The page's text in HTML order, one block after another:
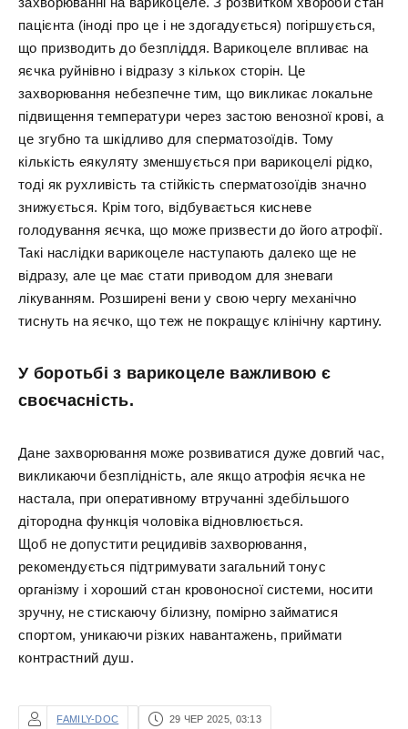
пацієнта (іноді про це і не здогадується) погіршується,
що призводить до безпліддя. Варикоцеле впливає на
яєчка руйнівно і відразу з кількох сторін. Це
захворювання небезпечне тим, що викликає локальне
підвищення температури через застою венозної крові, а
це згубно та шкідливо для сперматозоїдів. Тому
кількість еякуляту зменшується при варикоцелі рідко,
тоді як рухливість та стійкість сперматозоїдів значно
знижується. Крім того, відбувається кисневе
голодування яєчка, що може призвести до його атрофії.
Такі наслідки варикоцеле наступають далеко ще не
відразу, але це має стати приводом для зневаги
лікуванням. Розширені вени у свою чергу механічно
тиснуть на яєчко, що теж не покращує клінічну картину.
У боротьбі з варикоцеле важливою є
своєчасність.
Дане захворювання може розвиватися дуже довгий час,
викликаючи безплідність, але якщо атрофія яєчка не
настала, при оперативному втручанні здебільшого
дітородна функція чоловіка відновлюється.
Щоб не допустити рецидивів захворювання,
рекомендується підтримувати загальний тонус
організму і хороший стан кровоносної системи, носити
зручну, не стискаючу білизну, помірно займатися
спортом, уникаючи різких навантажень, приймати
контрастний душ.
FAMILY-DOC 29 ЧЕР 2025, 03:13